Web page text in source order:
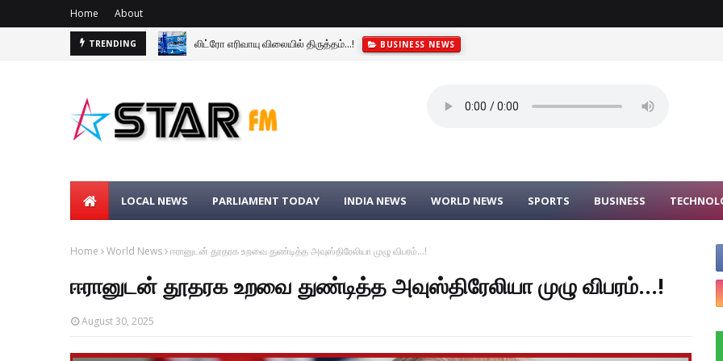
Home About
TRENDING லிட்ரோ எரிவாயு விலையில் திருத்தம்...! BUSINESS NEWS
LOCAL NEWS PARLIAMENT TODAY INDIA NEWS WORLD NEWS SPORTS BUSINESS
Home World News ஈரானுடன் தூதரக உறவை துண்டித்த அவுஸ்திரேலியா முழு விபரம்...!
ஈரானுடன் தூதரக உறவை துண்டித்த அவுஸ்திரேலியா முழு விபரம்...!
August 30, 2025